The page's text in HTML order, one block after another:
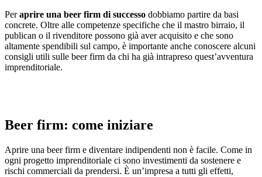
Peraprire una beer firm di successo dobbiamo partire da basi
concrete. Oltre alle competenze specifiche che il mastro birraio, il
publican o il rivenditore possono già aver acquisito e che sono
altamente spendibili sul campo, è importante anche conoscere alcuni
consigli utili sulle beer firm da chi ha già intrapreso quest’avventura
imprenditoriale.
Beer firm: come iniziare
Aprire una beer firm e diventare indipendenti non è facile. Come in
ogni progetto imprenditoriale ci sono investimenti da sostenere e
rischi commerciali da prendersi. È un’impresa a tutti gli effetti,